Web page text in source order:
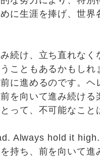
に生涯を捧げ、世
続け、立ち直れな
こともあるかもし
に進めるのです。
を向いて進み続け
って、不可能なこと
Always hold it
持ち、前を向いて